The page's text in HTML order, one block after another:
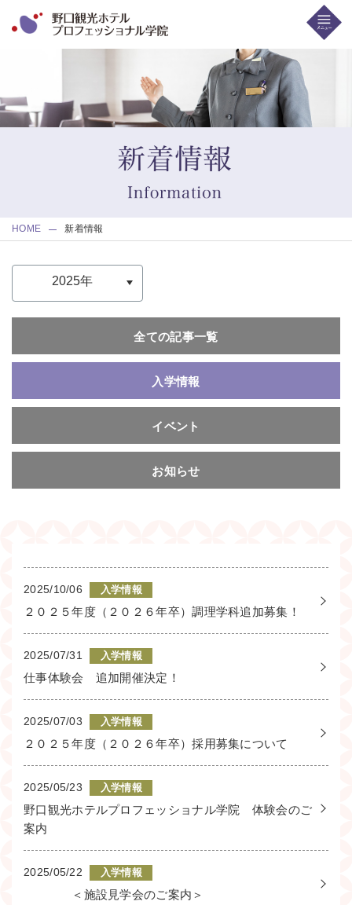
HOME 新着情報
全ての記事一覧
入学情報
イベント
お知らせ
2025/10/06 入学情報
２０２５年度（２０２６年卒）調理学科追加募集！
2025/07/31 入学情報
仕事体験会 追加開催決定！
2025/07/03 入学情報
２０２５年度（２０２６年卒）採用募集について
2025/05/23 入学情報
野口観光ホテルプロフェッショナル学院 体験会のご
案内
2025/05/22 入学情報
＜施設見学会のご案内＞